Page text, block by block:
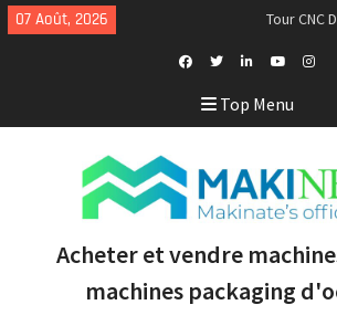
Skip
to
07 Août, 2026
Tour CNC
Nous
contrôle
CNC idéal
Facebook
TwitterLinkedin
Profile
Youtube
Top Menu
Acheter et vendre
machines packaging